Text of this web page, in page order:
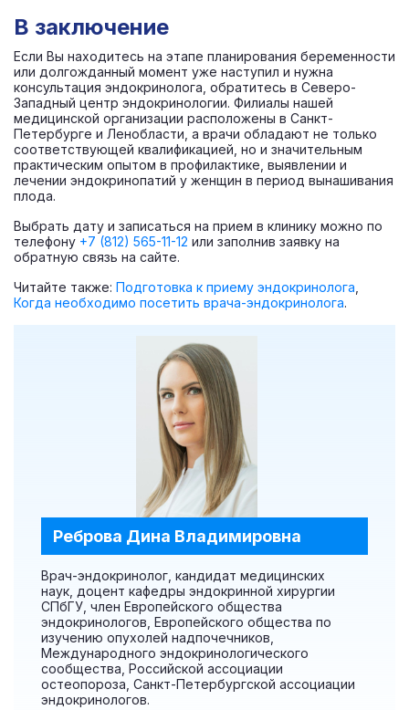
В заключение
Если Вы находитесь на этапе планирования беременности
или долгожданный момент уже наступил и нужна
консультация эндокринолога, обратитесь в Северо-
Западный центр эндокринологии. Филиалы нашей
медицинской организации расположены в Санкт-
Петербурге и Ленобласти, а врачи обладают не только
соответствующей квалификацией, но и значительным
практическим опытом в профилактике, выявлении и
лечении эндокринопатий у женщин в период вынашивания
плода.
Выбрать дату и записаться на прием в клинику можно по
телефону +7 (812) 565-11-12 или заполнив заявку на
обратную связь на сайте.
Читайте также: Подготовка к приему эндокринолога
Когда необходимо посетить врача-эндокринолога.
Реброва Дина Владимировна
Врач-эндокринолог, кандидат медицинских
наук, доцент кафедры эндокринной хирургии
СПбГУ, член Европейского общества
эндокринологов, Европейского общества по
изучению опухолей надпочечников,
Международного эндокринологического
сообщества, Российской ассоциации
остеопороза, Санкт-Петербургской ассоциации
эндокринологов.